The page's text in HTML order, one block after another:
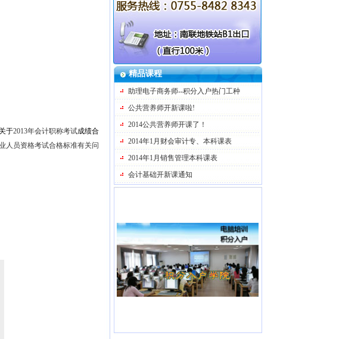
于2013年会计职称考试成绩合
人员资格考试合格标准有关问
精品课程
助理电子商务师--积分入户热门工种
公共营养师开新课啦!
2014公共营养师开课了！
2014年1月财会审计专、本科课表
2014年1月销售管理本科课表
会计基础开新课通知